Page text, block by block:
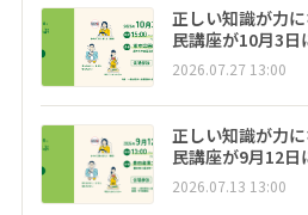
正しい知識が力
民講座が10月3日
2026.07.27 13:00
正しい知識が力
民講座が9月12日
2026.07.13 13:00